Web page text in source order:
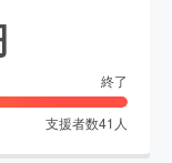
終了
支援者数41 人